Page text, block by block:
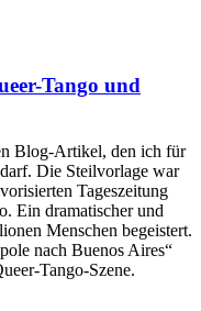
Tango und
Blog-Artikel, den ich für
Die Steilvorlage war
Tageszeitung
Ein dramatischer und
Menschen begeistert.
nach Buenos Aires“
Tango-Szene.